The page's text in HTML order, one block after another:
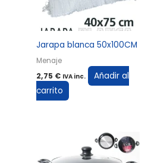
Jarapa blanca 50x100CM
Menaje
2,75 € IVA inc.
Añadir al
carrito